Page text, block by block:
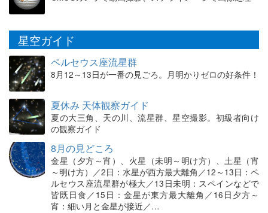
星空ガイド
ペルセウス座流星群
8月12～13日が一番の見ごろ。月明かりゼロの好条件！
夏休み 天体観察ガイド
夏の大三角、天の川、流星群、星空撮影。初級者向け
の観察ガイド
8月の見どころ
金星（夕方～宵）、火星（未明～明け方）、土星（宵
～明け方）／2日：水星が西方最大離角／12～13日：ペ
ルセウス座流星群が極大／13日未明：スペインなどで
皆既日食／15日：金星が東方最大離角／16日夕方～
宵：細い月と金星が接近／…